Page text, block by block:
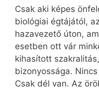
Csak aki képes
biológiai égtájától,
hazavezető úton,
esetben ott vár
kihasított
bizonyossága.
Csak dél van. Az